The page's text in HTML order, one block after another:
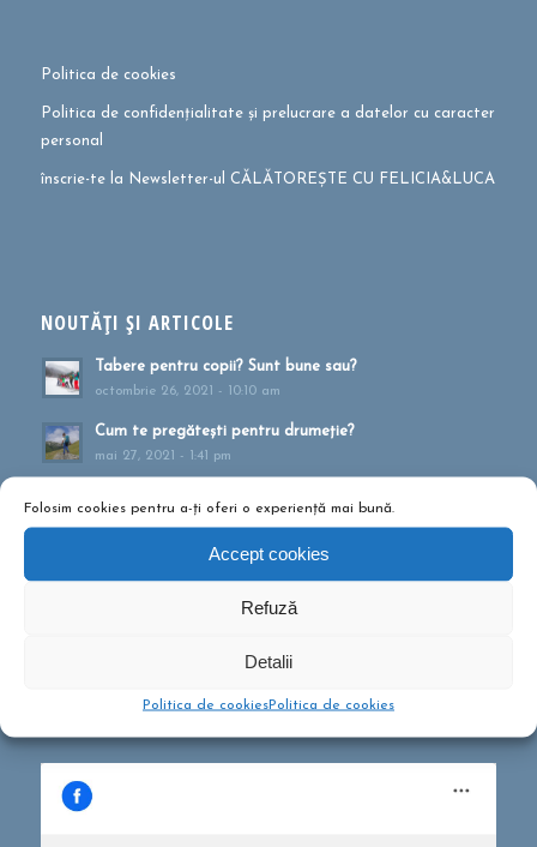
Folosim cookies pentru a-ți oferi o experiență mai bună.
Accept cookies
Refuză
Detalii
Politica de cookiesPolitica de cookies
Politica de cookies
Politica de confidențialitate și prelucrare a datelor cu caracter
personal
înscrie-te la Newsletter-ul CĂLĂTOREȘTE CU FELICIA&LUCA
NOUTĂȚI ȘI ARTICOLE
Tabere pentru copii? Sunt bune sau?
octombrie 26, 2021 - 10:10 am
Cum te pregătești pentru drumeție?
mai 27, 2021 - 1:41 pm
aprilie 20, 2021 - 1:16 pm
Drumeții montane pentru familii!
februarie 13, 2020 - 5:21 pm